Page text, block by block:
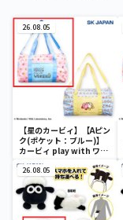
26.08.05
【星のカービィ】【Aピン
ク(ポケット：ブルー)】
カービィ play with ワド
ルディ ボストンバッグ
26.08.05